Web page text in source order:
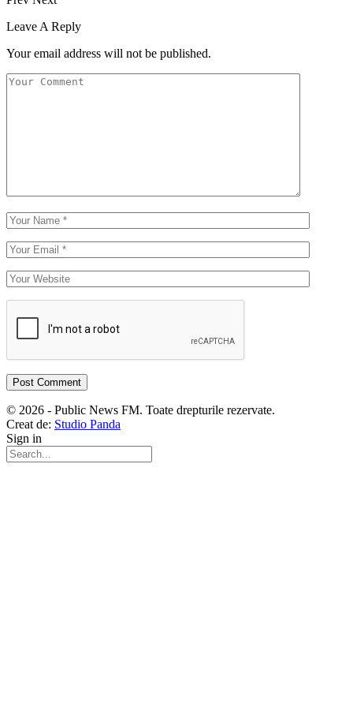
Leave A Reply
Your email address will not be published.
© 2026 - Public News FM. Toate drepturile rezervate.
Creat de: Studio Panda
Sign in